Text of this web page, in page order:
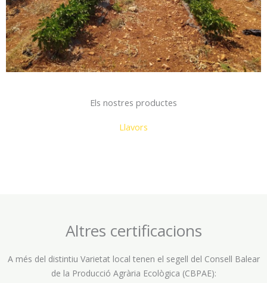
Els nostres productes
Llavors
Altres certificacions
A més del distintiu Varietat local tenen el segell del Consell Balear
de la Producció Agrària Ecològica (CBPAE):